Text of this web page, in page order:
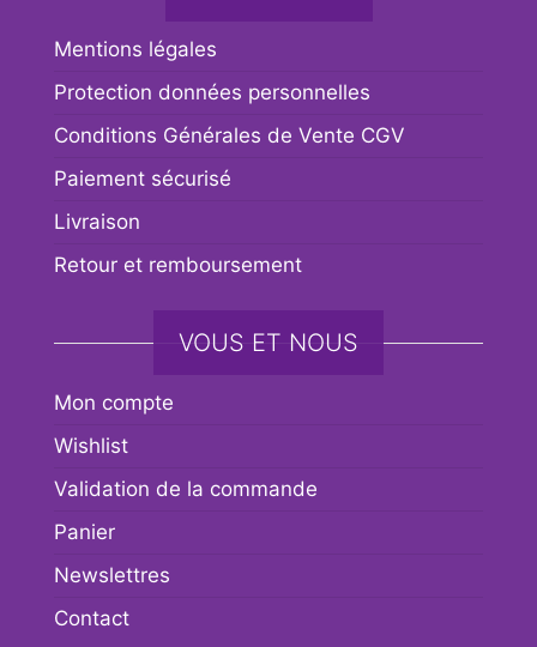
Mentions légales
Protection données personnelles
Conditions Générales de Vente CGV
Paiement sécurisé
Livraison
Retour et remboursement
VOUS ET NOUS
Mon compte
Wishlist
Validation de la commande
Panier
Newslettres
Contact